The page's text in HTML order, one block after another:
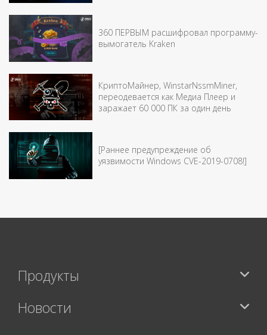
360 ПЕРВЫМ расшифровал программу-
вымогатель Kraken
КриптоМайнер, WinstarNssmMiner,
переодевается как Медиа Плеер и
заражает 60 000 ПК за один день
[Раннее предупреждение об
уязвимости Windows CVE-2019-0708!]
Продукты
Новости